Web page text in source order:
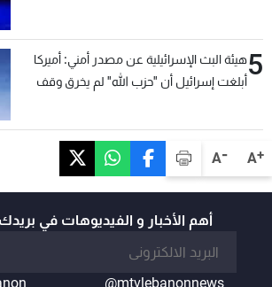
A+
A-
5هيئة البث الإسرائيلية عن مصدر أمني: أميركا
أبلغت إسرائيل أن "حزب الله" لم يخرق وقف
أهم الأخبار و الفيديوهات في بريدك
@mtvlebanonnews